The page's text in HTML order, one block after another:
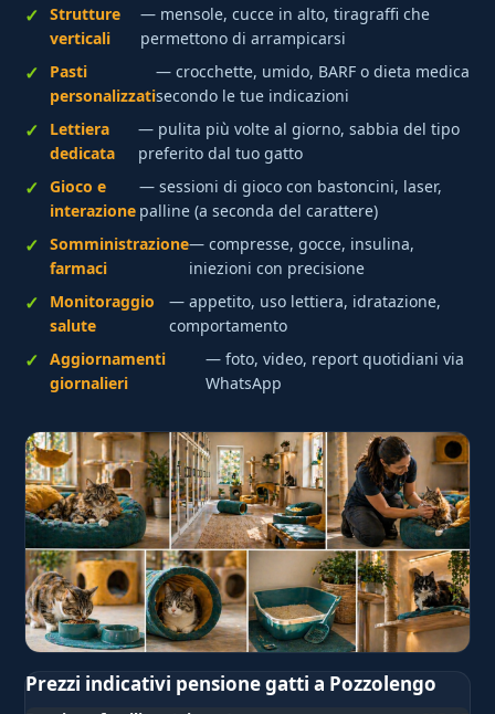
Strutture
verticali
— mensole, cucce in alto, tiragraffi che
permettono di arrampicarsi
Pasti
personalizzati
— crocchette, umido, BARF o dieta medica
secondo le tue indicazioni
Lettiera
dedicata
— pulita più volte al giorno, sabbia del tipo
preferito dal tuo gatto
Gioco e
interazione
— sessioni di gioco con bastoncini, laser,
palline (a seconda del carattere)
Somministrazione
farmaci
— compresse, gocce, insulina,
iniezioni con precisione
Monitoraggio
salute
— appetito, uso lettiera, idratazione,
comportamento
Aggiornamenti
giornalieri
— foto, video, report quotidiani via
WhatsApp
Prezzi indicativi pensione gatti a Pozzolengo